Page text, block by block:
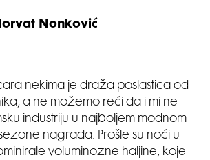
Nonković
nekima je draža poslastica od
a ne možemo reći da i mi ne
industriju u najboljem modnom
nagrada. Prošle su noći u
voluminozne haljine, koje